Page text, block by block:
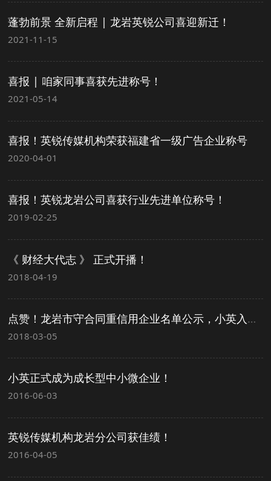
蓬勃前景 全新启程 | 龙岩英锐公司喜迎新迁！​
2021-11-15
喜报 | 咱家同事喜获先进称号！
2021-05-14
喜报！英锐传媒机构荣获福建省一级广告企业称号
2020-04-01
喜报！英锐龙岩公司喜获行业先进单位称号！
2019-02-25
《 财经大代志 》 正式开播！
2018-04-19
点赞！龙岩市守合同重信用企业名单公示，小英入选啦！
2018-03-05
小英正式成为成长型中小微企业！
2016-06-03
英锐传媒机构龙岩分公司获佳绩！
2016-04-05